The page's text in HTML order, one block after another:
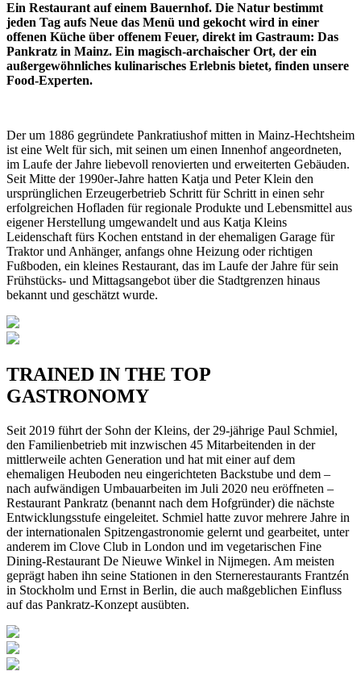
Ein Restaurant auf einem Bauernhof. Die Natur bestimmt
jeden Tag aufs Neue das Menü und gekocht wird in einer
offenen Küche über offenem Feuer, direkt im Gastraum: Das
Pankratz in Mainz. Ein magisch-archaischer Ort, der ein
außergewöhnliches kulinarisches Erlebnis bietet, finden unsere
Food-Experten.
Der um 1886 gegründete Pankratiushof mitten in Mainz-Hechtsheim
ist eine Welt für sich, mit seinen um einen Innenhof angeordneten,
im Laufe der Jahre liebevoll renovierten und erweiterten Gebäuden.
Seit Mitte der 1990er-Jahre hatten Katja und Peter Klein den
ursprünglichen Erzeugerbetrieb Schritt für Schritt in einen sehr
erfolgreichen Hofladen für regionale Produkte und Lebensmittel aus
eigener Herstellung umgewandelt und aus Katja Kleins
Leidenschaft fürs Kochen entstand in der ehemaligen Garage für
Traktor und Anhänger, anfangs ohne Heizung oder richtigen
Fußboden, ein kleines Restaurant, das im Laufe der Jahre für sein
Frühstücks- und Mittagsangebot über die Stadtgrenzen hinaus
bekannt und geschätzt wurde.
TRAINED IN THE TOP
GASTRONOMY
Seit 2019 führt der Sohn der Kleins, der 29-jährige Paul Schmiel,
den Familienbetrieb mit inzwischen 45 Mitarbeitenden in der
mittlerweile achten Generation und hat mit einer auf dem
ehemaligen Heuboden neu eingerichteten Backstube und dem –
nach aufwändigen Umbauarbeiten im Juli 2020 neu eröffneten –
Restaurant Pankratz (benannt nach dem Hofgründer) die nächste
Entwicklungsstufe eingeleitet. Schmiel hatte zuvor mehrere Jahre in
der internationalen Spitzengastronomie gelernt und gearbeitet, unter
anderem im Clove Club in London und im vegetarischen Fine
Dining-Restaurant De Nieuwe Winkel in Nijmegen. Am meisten
geprägt haben ihn seine Stationen in den Sternerestaurants Frantzén
in Stockholm und Ernst in Berlin, die auch maßgeblichen Einfluss
auf das Pankratz-Konzept ausübten.